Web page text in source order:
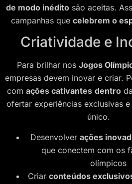
de modo inédito são aceitas.
campanhas que celebrem o
Criatividade e
Para brilhar nos Jogos
empresas devem inovar e criar.
com ações cativantes dentro
ofertar experiências exclusivas
único.
Desenvolver ações
que conectem com os
olímpicos
Criar conteúdos